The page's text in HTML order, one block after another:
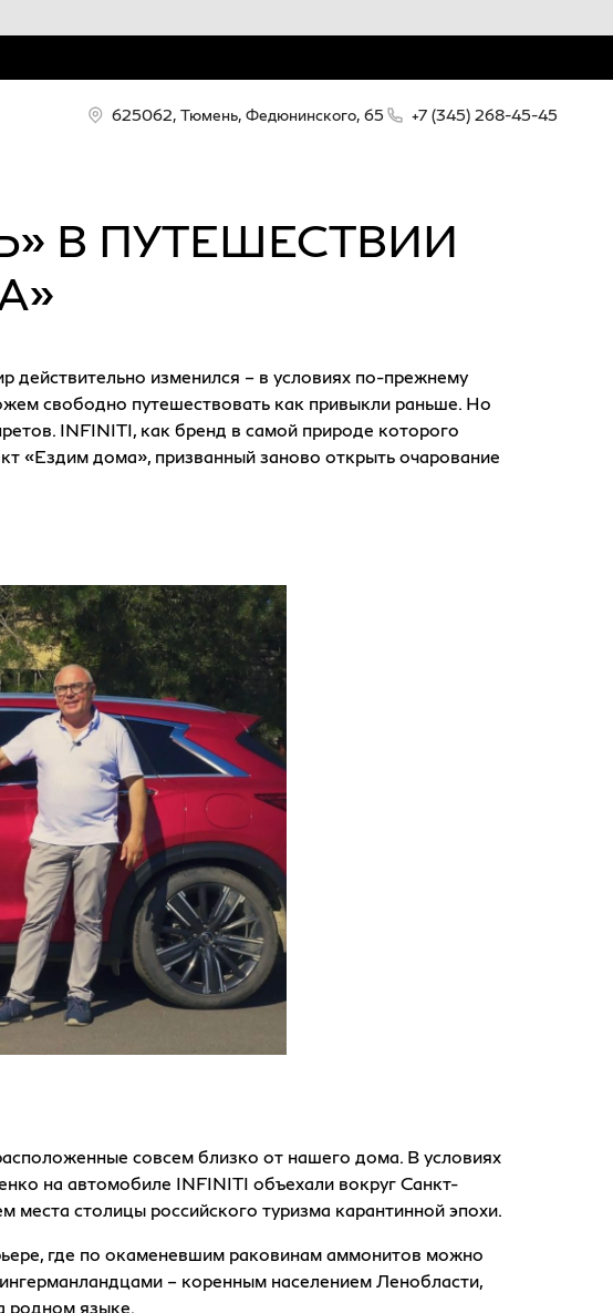
625062, Тюмень, Федюнинского, 65 +7 (345) 268-45-45
В ПУТЕШЕСТВИИ
изменился – в условиях по-прежнему
свободно путешествовать как привыкли раньше. Но
INFINITI, как бренд в самой природе которого
«Ездим дома», призванный заново открыть очарование
совсем близко от нашего дома. В условиях
на автомобиле INFINITI объехали вокруг Санкт-
столицы российского туризма карантинной эпохи.
где по окаменевшим раковинам аммонитов можно
– коренным населением Ленобласти,
родном языке.